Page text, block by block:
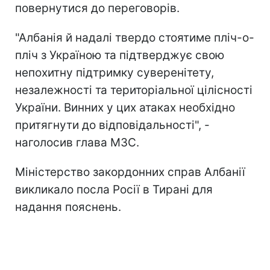
повернутися до переговорів.
"Албанія й надалі твердо стоятиме пліч-о-
пліч з Україною та підтверджує свою
непохитну підтримку суверенітету,
незалежності та територіальної цілісності
України. Винних у цих атаках необхідно
притягнути до відповідальності", -
наголосив глава МЗС.
Міністерство закордонних справ Албанії
викликало посла Росії в Тирані для
надання пояснень.